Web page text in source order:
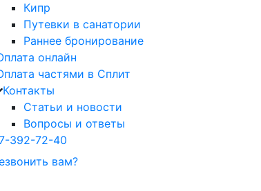
Кипр
Путевки в санатории
Раннее бронирование
онлайн
частями в Сплит
Контакты
Статьи и новости
Вопросы и ответы
392-72-40
вам?